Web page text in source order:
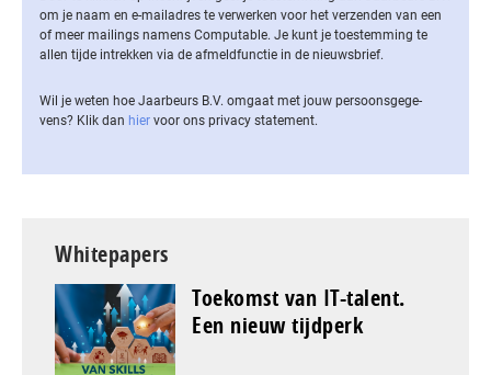
om je naam en e-mailadres te verwerken voor het verzenden van een
of meer mailings namens Computable. Je kunt je toestemming te
allen tijde intrekken via de af­meld­func­tie in de nieuwsbrief.
Wil je weten hoe Jaarbeurs B.V. omgaat met jouw per­soons­ge­ge­
vens? Klik dan hier voor ons privacy statement.
Whitepapers
Toekomst van IT-talent.
Een nieuw tijdperk